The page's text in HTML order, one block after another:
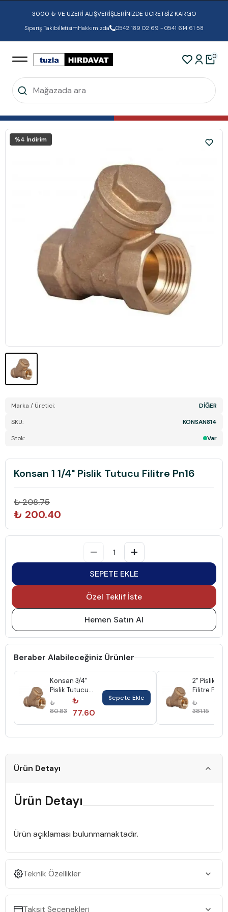
3000 ₺ VE ÜZERİ ALIŞVERİŞLERİNİZDE ÜCRETSİZ KARGO
Sipariş TakibiİletisimHakkımızda 0542 189 02 69 - 0541 614 61 58
0
%4 İndirim
Marka / Üretici:
DİĞER
SKU:
KONSAN814
Stok:
Var
Konsan 1 1/4" Pislik Tutucu Filitre Pn16
₺ 208.75
₺ 200.40
SEPETE EKLE
Özel Teklif İste
Hemen Satın Al
Beraber Alabileceğiniz Ürünler
Konsan 3/4"
Pislik Tutucu
Filitre Pn16
₺
80.83
₺
77.60
Sepete Ekle
2" Pislik
Filitre Pn16
Konsan
₺
381.15
₺
Ürün Detayı
Ürün Detayı
Ürün açıklaması bulunmamaktadır.
Teknik Özellikler
Taksit Seçenekleri